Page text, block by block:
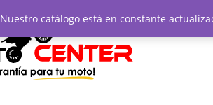
Nuestro catálogo está en constante